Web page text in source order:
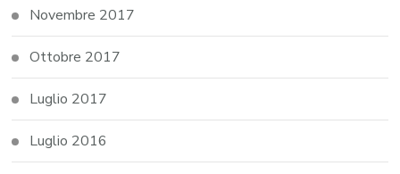
Novembre 2017
Ottobre 2017
Luglio 2017
Luglio 2016